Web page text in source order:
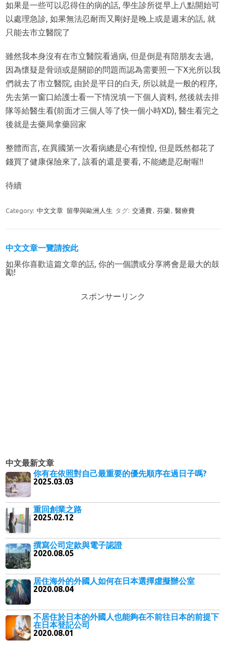
如果是一些可以忍得住的病的話, 學生診所從早上八點開始可
以處理急診, 如果無法忍耐而又剛好是晚上或是週末的話, 就
只能去市立醫院了
雖然我本身沒有在市立醫院看過病, 但是倒是有陪朋友去過,
因為懷疑是骨頭或是關節的問題而認為需要照一下X光所以我
們就去了市立醫院, 由於是平日的白天, 所以就是一般的程序,
先去第一窗口給護士看一下情況填一下個人資料, 然後就去排
隊等給醫生看(前面才三個人等了快一個小時XD), 醫生看完之
後就是去藥局拿藥回家
整體而言, 在異國第一次看病總是心有惶惶, 但是既然都花了
錢買了健康保險來了, 該看的還是要看, 不能總是忍耐喔!!
待續
Category: 中文文章 留學與歐洲人生 タグ: 交通費, 芬蘭, 醫療費
中文文章一覽請按此
如果你喜歡這篇文章的話, 你的一個讚或分享將會是最大的鼓
勵!
スポンサーリンク
中文最新文章
你有在依照對自己最重要的優先順序在過日子嗎?
2025.03.03
重回創業之路
2025.02.12
撰寫公司定款與電子認證
2020.08.05
居住海外的外國人如何在日本選擇虛擬辦公室
2020.08.04
不居住於日本的外國人也能夠在不前往日本的前提下
在日本登記公司
2020.08.01